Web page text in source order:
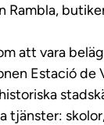
att vara
Estació de
tjänster: